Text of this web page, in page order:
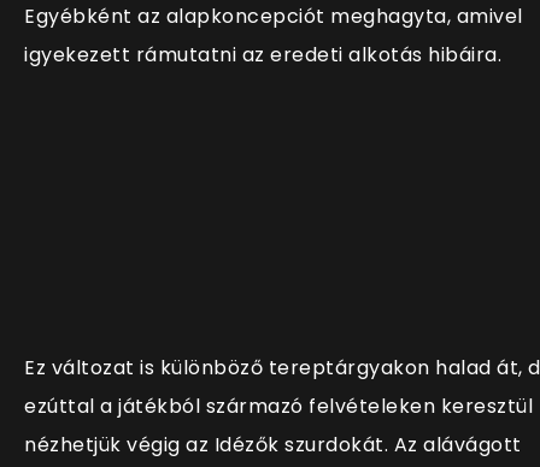
Egyébként az alapkoncepciót meghagyta, amivel
igyekezett rámutatni az eredeti alkotás hibáira.
Ez változat is különböző tereptárgyakon halad át,
ezúttal a játékból származó felvételeken keresztül
nézhetjük végig az Idézők szurdokát. Az alávágott